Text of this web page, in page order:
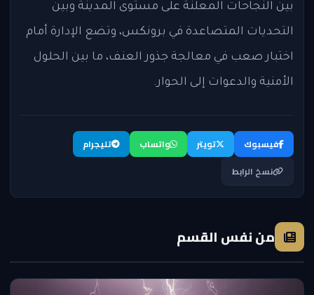
بين النجاحات المعلنة على مستوى المدينة وبين
التحديات المتصاعدة في برونكس، وتضع الإدارة أمام
اختبار صعب في معالجة جذور العنف، ما بين الحلول
الأمنية والدعوات إلى الحوار.
فيسبوك تويتر واتساب
تليجرام
نسخ الرابط
من نفس القسم